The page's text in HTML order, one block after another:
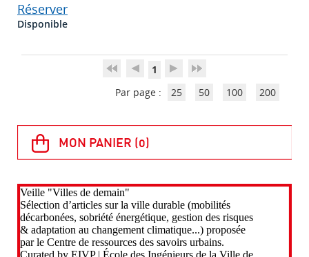
Réserver
Disponible
1
Par page :
25 50 100 200